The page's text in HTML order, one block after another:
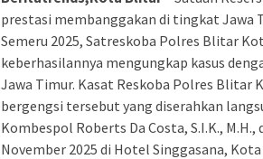
prestasi membanggakan di tingkat Jawa
Semeru 2025, Satreskoba Polres Blitar
keberhasilannya mengungkap kasus
Jawa Timur. Kasat Reskoba Polres Blitar
bergengsi tersebut yang diserahkan
Kombespol Roberts Da Costa, S.I.K.,
November 2025 di Hotel Singgasana,